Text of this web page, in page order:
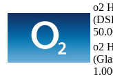
o2
o2